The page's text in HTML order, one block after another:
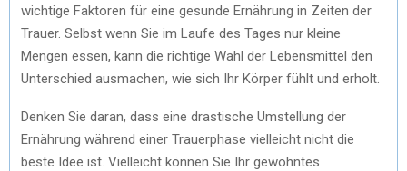
wichtige Faktoren für eine gesunde Ernährung in Zeiten der
Trauer. Selbst wenn Sie im Laufe des Tages nur kleine
Mengen essen, kann die richtige Wahl der Lebensmittel den
Unterschied ausmachen, wie sich Ihr Körper fühlt und erholt.
Denken Sie daran, dass eine drastische Umstellung der
Ernährung während einer Trauerphase vielleicht nicht die
beste Idee ist. Vielleicht können Sie Ihr gewohntes